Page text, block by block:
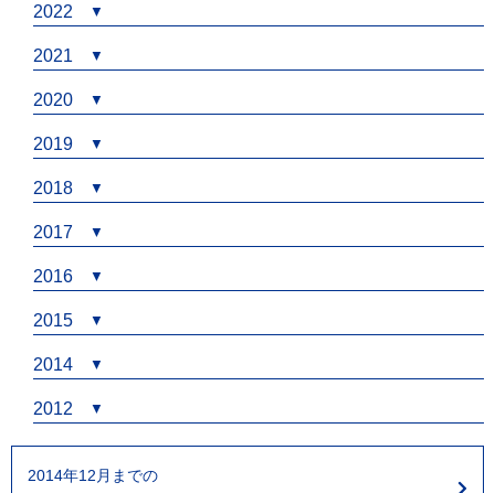
2022
2021
2020
2019
2018
2017
2016
2015
2014
2012
2014年12月までの